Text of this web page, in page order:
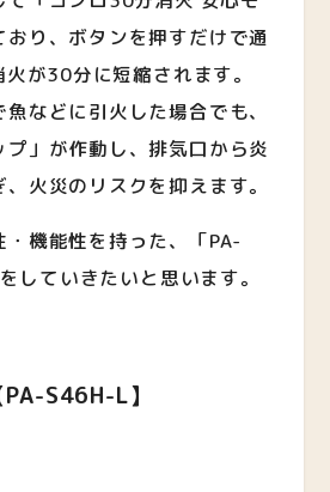
り、ボタンを押すだけで通
が30分に短縮されます。
などに引火した場合でも、
プ」が作動し、排気口から炎
火災のリスクを抑えます。
機能性を持った、「PA-
していきたいと思います。
S46H-L】